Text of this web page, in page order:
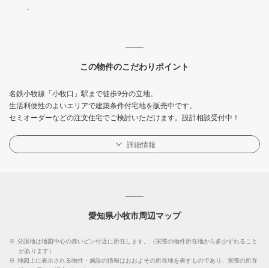
-
この物件のこだわりポイント
名鉄小牧線「小牧口」駅まで徒歩9分の立地。
生活利便性のよいエリアで建築条件付宅地を販売中です。
セミオーダーなどの注文住宅でご検討いただけます。設計相談受付中！
詳細情報
愛知県小牧市周辺マップ
※ 分譲地は地図中心の赤いピン付近に所在します。（実際の物件所在地から多少ずれること
があります）
※ 地図上に表示される物件・施設の情報はおおよその所在地を表すものであり、実際の所在